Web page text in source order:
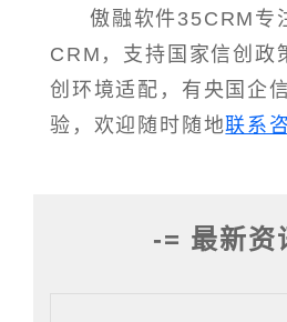
傲融软件35CRM专
CRM，支持国家信创政
创环境适配，有央国企
验，欢迎随时随地联系
-= 最新资